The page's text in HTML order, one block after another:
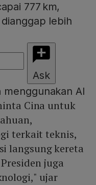
777 km,
lebih
Ask
menggunakan AI
Cina untuk
terkait teknis,
langsung kereta
juga
ujar